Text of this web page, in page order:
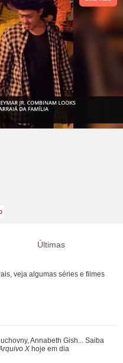
Cabello, Hailey Bieber...
- de Shawn ...
famosas que já foram
(e rebat...
Últimas
veja algumas séries e filmes
Annabeth Gish... Saiba
X hoje em dia